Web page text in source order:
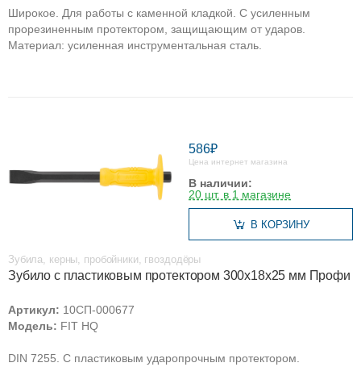
Широкое. Для работы с каменной кладкой. С усиленным
прорезиненным протектором, защищающим от ударов.
Материал: усиленная инструментальная сталь.
586₽
Цена интернет магазина
В наличии:
20 шт. в 1 магазине
В КОРЗИНУ
Зубила, керны, пробойники, гвоздодёры
Зубило с пластиковым протектором 300х18х25 мм Профи
Артикул: 10СП-000677
Модель: FIT HQ
DIN 7255. С пластиковым ударопрочным протектором.